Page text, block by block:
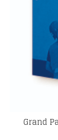
Grand